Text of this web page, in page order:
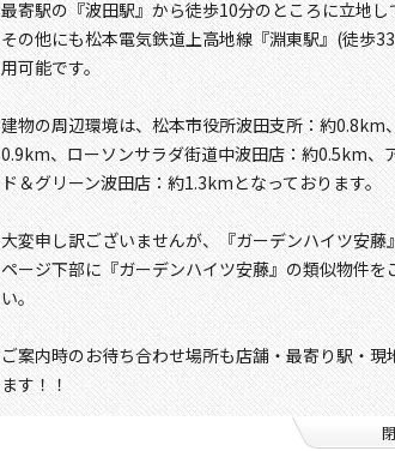
最寄駅の『波田駅』から徒歩10分のところに立地し
その他にも松本電気鉄道上高地線『淵東駅』(徒歩
用可能です。
建物の周辺環境は、松本市役所波田支所：約
0.9km、ローソンサラダ街道中波田店：約0.5km、
ド＆グリーン波田店：約1.3kmとなっております。
大変申し訳ございませんが、『ガーデンハイツ安藤
ページ下部に『ガーデンハイツ安藤』の類似物件
い。
ご案内時のお待ち合わせ場所も店舗・最寄り駅・
ます！！